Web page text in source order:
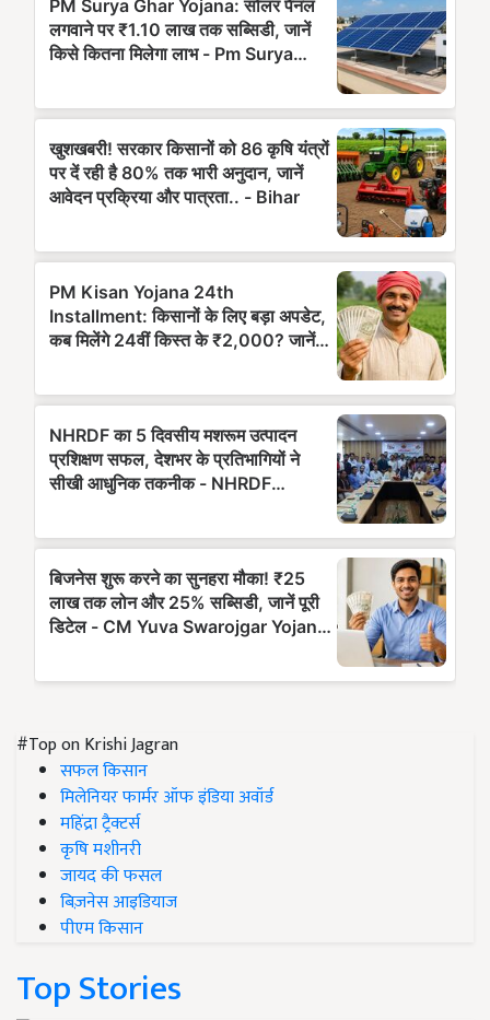
#Top on Krishi Jagran
सफल किसान
मिलेनियर फार्मर ऑफ इंडिया अवॉर्ड
महिंद्रा ट्रैक्टर्स
कृषि मशीनरी
जायद की फसल
बिज़नेस आइडियाज
पीएम किसान
Top Stories